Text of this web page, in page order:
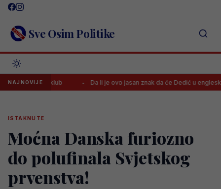
Skip
content Sve Osim Politike
NAJNOVIJE
novi klub Da li je ovo jasan znak da će Dedić u engleski
ISTAKNUTE
Moćna Danska furiozno
do polufinala Svjetskog
prvenstva!